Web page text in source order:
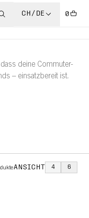
CH/DE 0
deine Commuter-
– einsatzbereit ist.
ANSICHT 4 6